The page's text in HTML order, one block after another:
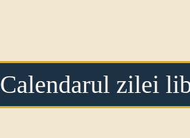
Calendarul zilei